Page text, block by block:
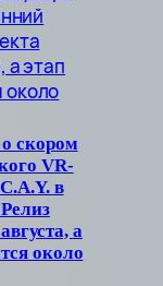
скором
VR-
в
а
около